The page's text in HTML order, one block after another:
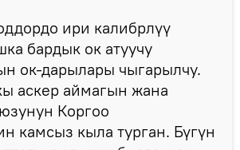
ири калибрлүү
бардык ок атуучу
ок-дарылары чыгарылчу.
аскер аймагын жана
Коргоо
камсыз кыла турган. Бүгүн